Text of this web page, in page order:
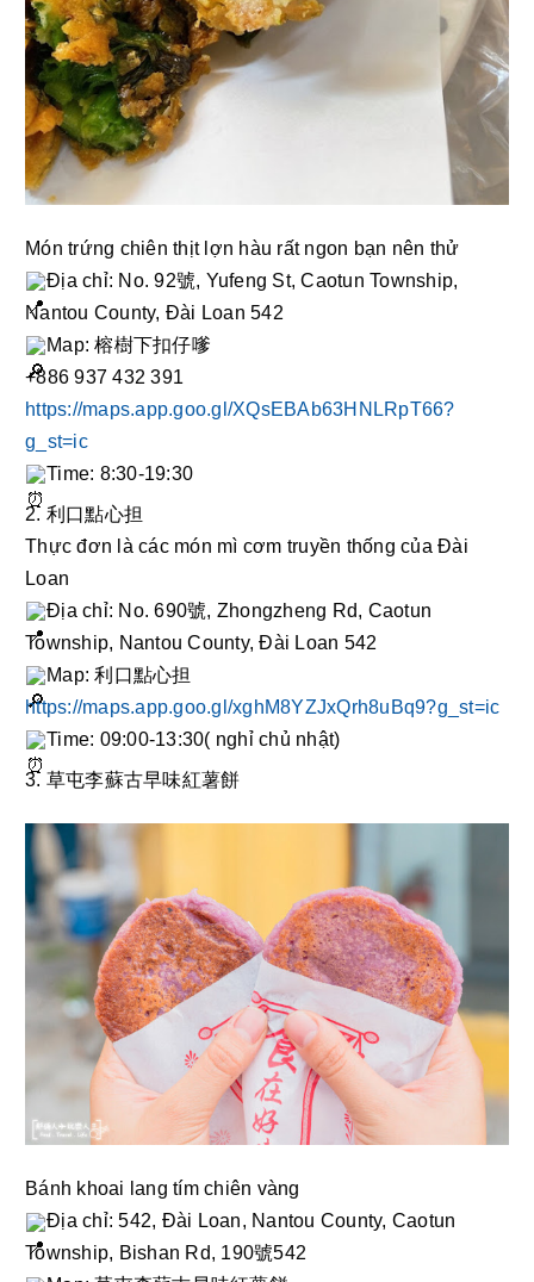
Món trứng chiên thịt lợn hàu rất ngon bạn nên thử
Địa chỉ: No. 92號, Yufeng St, Caotun Township,
Nantou County, Đài Loan 542
Map: 榕樹下扣仔嗲
+886 937 432 391
https://maps.app.goo.gl/XQsEBAb63HNLRpT66?
g_st=ic
Time: 8:30-19:30
2. 利口點心担
Thực đơn là các món mì cơm truyền thống của Đài
Loan
Địa chỉ: No. 690號, Zhongzheng Rd, Caotun
Township, Nantou County, Đài Loan 542
Map: 利口點心担
https://maps.app.goo.gl/xghM8YZJxQrh8uBq9?g_st=ic
Time: 09:00-13:30( nghỉ chủ nhật)
3. 草屯李蘇古早味紅薯餅
Bánh khoai lang tím chiên vàng
Địa chỉ: 542, Đài Loan, Nantou County, Caotun
Township, Bishan Rd, 190號542